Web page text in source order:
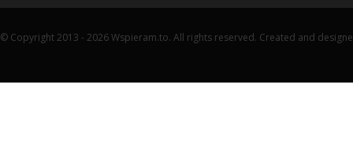
© Copyright 2013 - 2026 Wspieram.to. All rights reserved. Created and